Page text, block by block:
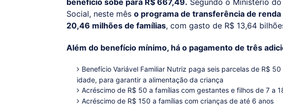
benefício sobe para R$ 667,49. Segundo o Ministério
Social, neste mês o programa de transferência de
20,46 milhões de famílias, com gasto de R$ 13,64
Além do benefício mínimo, há o pagamento de três
Benefício Variável Familiar Nutriz paga seis parcelas de R$
idade, para garantir a alimentação da criança
Acréscimo de R$ 50 a famílias com gestantes e filhos de 7 a
Acréscimo de R$ 150 a famílias com crianças de até 6 anos